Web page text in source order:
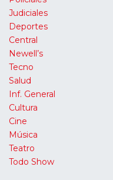
Judiciales
Deportes
Central
Newell’s
Tecno
Salud
Inf. General
Cultura
Cine
Música
Teatro
Todo Show